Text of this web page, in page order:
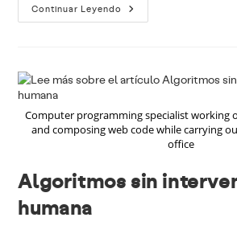
Continuar Leyendo Smart
City
Prevención
Computer programming specialist working
and composing web code while carrying
office
Algoritmos sin
humana